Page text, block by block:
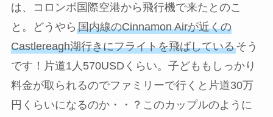
は、コロンボ国際空港から飛行機で来たとのこ
と。どうやら 国内線のCinnamon Airが近くの
Castlereagh湖行きにフライトを飛ばしているそう
です！片道1人570USDくらい。子どももしっかり
料金が取られるのでファミリーで行くと片道30万
円くらいになるのか・・？このカップルのように